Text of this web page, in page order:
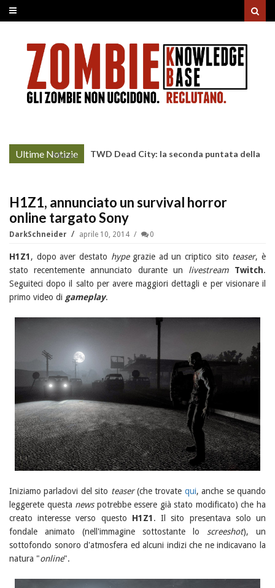
Ultime Notizie
More »
Project Zomboid: rilasciato
H1Z1, annunciato un survival horror
online targato Sony
DarkSchneider aprile 10, 2014 0
H1Z1, dopo aver destato hypegrazie ad un criptico sito teaser, è
stato recentemente annunciato durante un livestream Twitch.
Seguiteci dopo il salto per avere maggiori dettagli e per visionare il
primo video di gameplay.
Iniziamo parladovi del sito teaser(che trovate qui, anche se quando
leggerete questa newspotrebbe essere già stato modificato) che ha
creato interesse verso questo H1Z1. Il sito presentava solo un
fondale animato (nell'immagine sottostante lo screeshot), un
sottofondo sonoro d'atmosfera ed alcuni indizi che ne indicavano la
natura "online".